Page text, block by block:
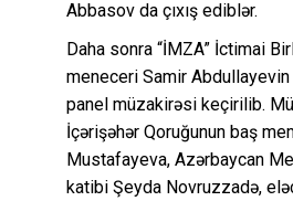
Abbasov da çıxış ediblər.
Daha sonra “İMZA” İctimai
meneceri Samir
panel müzakirəsi keçirilib.
İçərişəhər Qoruğunun baş
Mustafayeva, Azərbaycan
katibi Şeyda Novruzzadə,